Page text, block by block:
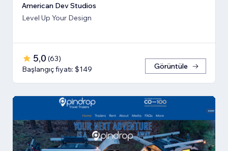
American Dev Studios
Level Up Your Design
5,0 (63)
Başlangıç fiyatı: $149
Görüntüle